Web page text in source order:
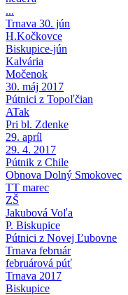
...
Trnava 30. jún
H.Kočkovce
Biskupice-jún
Kalvária
Močenok
30. máj 2017
Pútnici z Topoľčian
ATak
Pri bl. Zdenke
29. apríl
29. 4. 2017
Pútnik z Chile
Obnova Dolný Smokovec
TT marec
ZŠ
Jakubová Voľa
P. Biskupice
Pútnici z Novej Ľubovne
Trnava február
februárová púť
Trnava 2017
Biskupice